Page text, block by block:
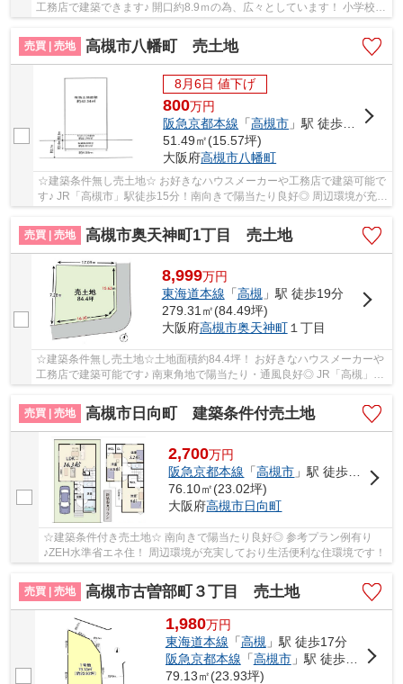
工務店で建築できます♪ 開口約8.9ｍの為、広々としています！ 小学校ま
売買 | 売地
高槻市八幡町 売土地
8月6日 値下げ
800万円
阪急京都本線 「高槻市 」駅 徒歩15分
51.49㎡(15.57坪)
大阪府高槻市八幡町
☆建築条件無し売土地☆ お好きなハウスメーカーや工務店で建築可能で
す♪ JR「高槻市」駅徒歩15分！南向きで陽当たり良好◎ 周辺環境が充実
売買 | 売地
高槻市奥天神町1丁目 売土地
8,999万円
東海道本線 「高槻 」駅 徒歩19分
279.31㎡(84.49坪)
大阪府高槻市奥天神町１丁目
☆建築条件無し売土地☆土地面積約84.4坪！ お好きなハウスメーカーや
工務店で建築可能です♪ 南東角地で陽当たり・通風良好◎ JR「高槻」駅
売買 | 売地
高槻市日向町 建築条件付売土地
2,700万円
阪急京都本線 「高槻市 」駅 徒歩18分
76.10㎡(23.02坪)
大阪府高槻市日向町
☆建築条件付き売土地☆ 南向きで陽当たり良好◎ 参考プラン例有り
♪ZEH水準省エネ住！ 周辺環境が充実しており生活便利な住環境です！
売買 | 売地 高槻市古曽部町３丁目 売土地
1,980万円
東海道本線 「高槻 」駅 徒歩17分
阪急京都本線 「高槻市」駅 徒歩20分
79.13㎡(23.93坪)